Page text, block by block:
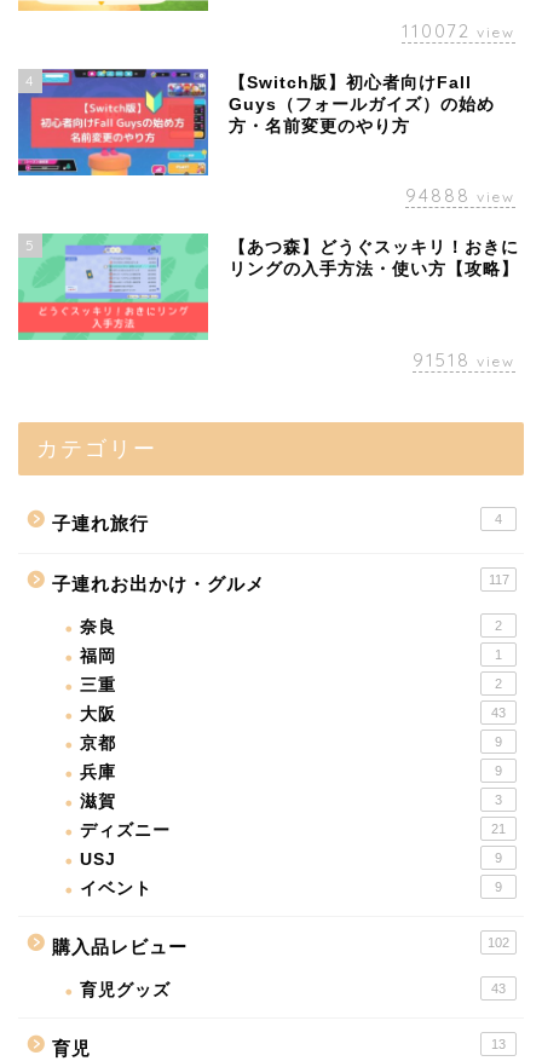
110072 view
4
【Switch版】初心者向けFall
Guys（フォールガイズ）の始め
方・名前変更のやり方
94888 view
5
【あつ森】どうぐスッキリ！おきに
リングの入手方法・使い方【攻略】
91518 view
カテゴリー
子連れ旅行 4
子連れお出かけ・グルメ 117
奈良 2
福岡 1
三重 2
大阪 43
京都 9
兵庫 9
滋賀 3
ディズニー 21
USJ 9
イベント 9
購入品レビュー 102
育児グッズ 43
育児 13